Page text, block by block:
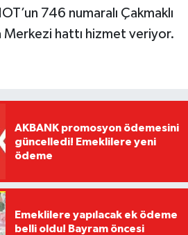
746 numaralı Çakmaklı
hattı hizmet veriyor.
AKBANK promosyon ödemesini
güncelledi! Emeklilere yeni
ödeme
Emeklilere yapılacak ek ödeme
belli oldu! Bayram öncesi